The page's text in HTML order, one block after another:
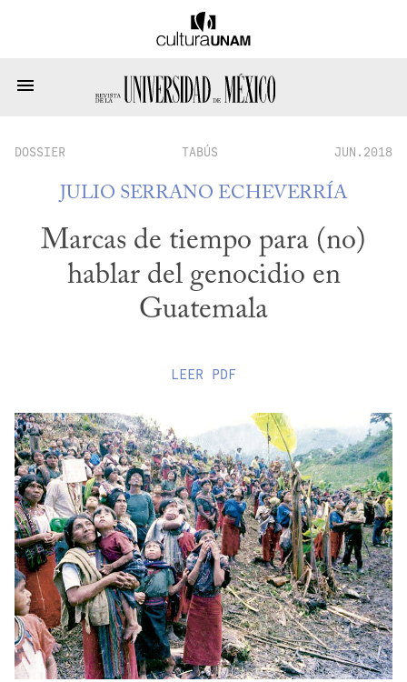
DOSSIER TABÚS JUN.2018
JULIO SERRANO ECHEVERRÍA
Marcas de tiempo para (no)
hablar del genocidio en
Guatemala
LEER PDF